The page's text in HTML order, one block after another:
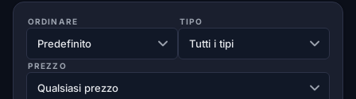
ORDINARE TIPO
PREZZO